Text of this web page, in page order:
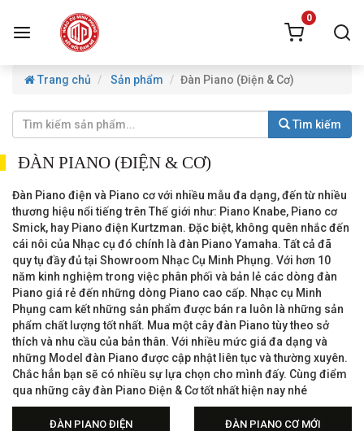
0
Trang chủ Sản phẩm Đàn Piano (Điện & Cơ)
Tìm kiếm
ĐÀN PIANO (ĐIỆN & CƠ)
Đàn Piano điện và Piano cơ với nhiều mẫu đa dạng, đến từ nhiều
thương hiệu nổi tiếng trên Thế giới như: Piano Knabe, Piano cơ
Smick, hay Piano điện Kurtzman. Đặc biệt, không quên nhắc đến
cái nôi của Nhạc cụ đó chính là đàn Piano Yamaha. Tất cả đã
quy tụ đầy đủ tại Showroom Nhạc Cụ Minh Phụng. Với hơn 10
năm kinh nghiệm trong việc phân phối và bản lẻ các dòng đàn
Piano giá rẻ đến những dòng Piano cao cấp. Nhạc cụ Minh
Phụng cam kết những sản phẩm được bán ra luôn là những sản
phẩm chất lượng tốt nhất. Mua một cây đàn Piano tùy theo sở
thích và nhu cầu của bản thân. Với nhiều mức giá đa dạng và
những Model đàn Piano được cập nhật liên tục và thường xuyên.
Chắc hẳn bạn sẽ có nhiều sự lựa chọn cho mình đấy. Cùng điểm
qua những cây đàn Piano Điện & Cơ tốt nhất hiện nay nhé
ĐÀN PIANO ĐIỆN ĐÀN PIANO CƠ MỚI